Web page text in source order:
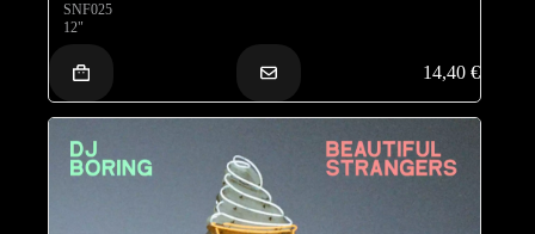
SNF025
12"
14,40€